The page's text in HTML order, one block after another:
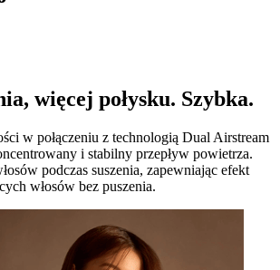
więcej połysku. Szybka.
w połączeniu z technologią Dual Airstream
i stabilny przepływ powietrza.
podczas suszenia, zapewniając efekt
włosów bez puszenia.